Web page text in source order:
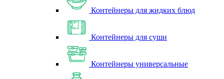
Контейнеры для жидких блюд
Контейнеры для суши
Контейнеры универсальные